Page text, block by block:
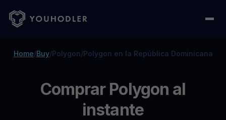
Home/Buy/Polygon/Polygon en la República Dominicana
Comprar Polygon al
instante